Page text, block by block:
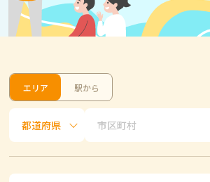
エリア 駅から